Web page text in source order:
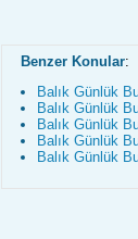
Benzer Konular:
Balık Günlük
Balık Günlük
Balık Günlük
Balık Günlük
Balık Günlük